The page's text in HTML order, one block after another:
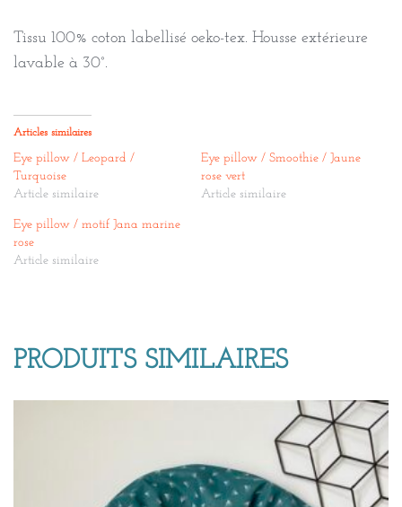
Tissu 100% coton labellisé oeko-tex. Housse extérieure
lavable à 30°.
Articles similaires
Eye pillow / Leopard /
Turquoise
Article similaire
Eye pillow / Smoothie / Jaune
rose vert
Article similaire
Eye pillow / motif Jana marine
rose
Article similaire
PRODUITS SIMILAIRES